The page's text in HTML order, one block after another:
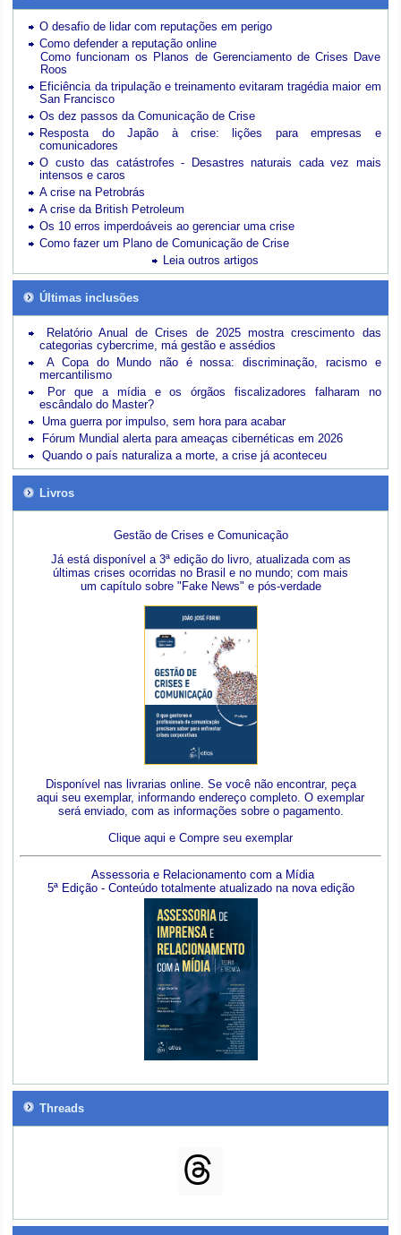
O desafio de lidar com reputações em perigo
Como defender a reputação online
Como funcionam os Planos de Gerenciamento de Crises Dave
Roos
Eficiência da tripulação e treinamento evitaram tragédia maior em
San Francisco
Os dez passos da Comunicação de Crise
Resposta do Japão à crise: lições para empresas e
comunicadores
O custo das catástrofes -
Desastres naturais cada vez mais
intensos e caros
A crise na Petrobrás
A crise da British Petroleum
Os 10 erros imperdoáveis ao gerenciar uma crise
Como fazer um Plano de Comunicação de Crise
Leia outros artigos
Últimas inclusões
Relatório Anual de Crises de 2025 mostra crescimento das
categorias cybercrime, má gestão e assédios
A Copa do Mundo não é nossa: discriminação, racismo e
mercantilismo
Por que a mídia e os órgãos fiscalizadores falharam no
escândalo do Master?
Uma guerra por impulso, sem hora para acabar
Fórum Mundial alerta para ameaças cibernéticas em 2026
Quando o país naturaliza a morte, a crise já aconteceu
Livros
Gestão de Crises e Comunicação
Já está disponível a 3ª edição do livro, atualizada com as
últimas crises ocorridas no Brasil e no mundo; com mais
um capítulo sobre "Fake News" e pós-verdade
Disponível nas livrarias online. Se você não encontrar, peça
aqui seu exemplar, informando endereço completo. O exemplar
será enviado, com as informações sobre o pagamento.
Clique aqui e Compre seu exemplar
Assessoria e Relacionamento com a Mídia
5ª Edição - Conteúdo totalmente atualizado na nova edição
Threads